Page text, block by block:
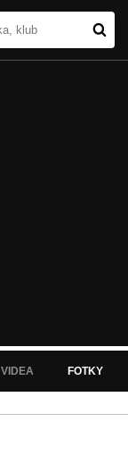
VIDEA FOTKY